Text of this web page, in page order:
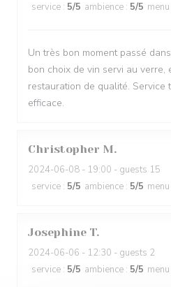
service : 5/5 ambience : 5/5 menu
Un très bon moment passé
bon choix de vin servi au verre,
restauration de qualité. Service
efficace.
Christopher M
2024-06-08 - 19:00 - guests 15
service : 5/5 ambience : 5/5 menu
Josephine T
2024-06-06 - 12:30 - guests 2
service : 5/5 ambience : 5/5 menu